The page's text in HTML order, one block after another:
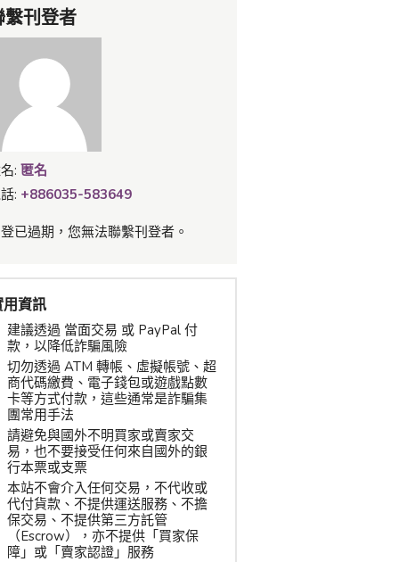
繫刊登者
: 匿名
: +886035-583649
已過期，您無法聯繫刊登者。
用資訊
建議透過 當面交易 或 PayPal 付
款，以降低詐騙風險
切勿透過 ATM 轉帳、虛擬帳號、超
商代碼繳費、電子錢包或遊戲點數
卡等方式付款，這些通常是詐騙集
團常用手法
請避免與國外不明買家或賣家交
易，也不要接受任何來自國外的銀
行本票或支票
本站不會介入任何交易，不代收或
代付貨款、不提供運送服務、不擔
保交易、不提供第三方託管
（Escrow），亦不提供「買家保
障」或「賣家認證」服務